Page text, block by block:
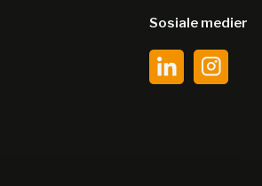
Sosiale medier